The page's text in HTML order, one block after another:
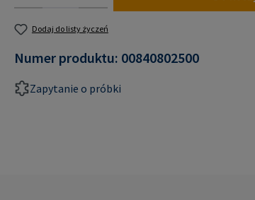
Dodaj do listy życzeń
Numer produktu: 00840802500
Zapytanie o próbki